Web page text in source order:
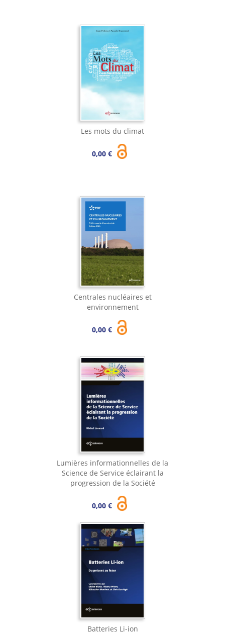
Les mots du climat
0,00 €
Centrales nucléaires et
environnement
0,00 €
Lumières informationnelles de la
Science de Service éclairant la
progression de la Société
0,00 €
Batteries Li-ion